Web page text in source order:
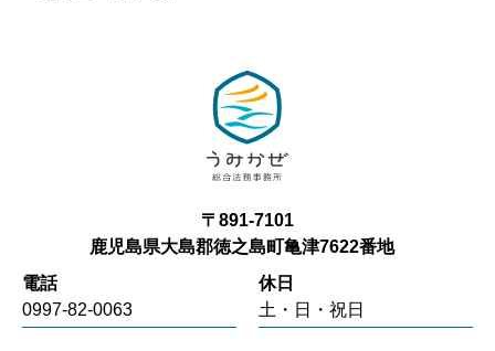
〒891-7101
鹿児島県大島郡徳之島町亀津7622番地
電話
0997-82-0063
休日
土・日・祝日